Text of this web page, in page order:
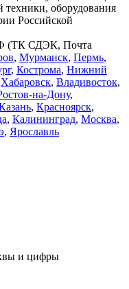
техники, оборудования
Российской
(ТК СДЭК, Почта
, Мурманск, Пермь,
, Кострома, Нижний
Хабаровск, Владивосток,
на-Дону,
, Красноярск,
, Калининград, Москва,
, Ярославль
и цифры